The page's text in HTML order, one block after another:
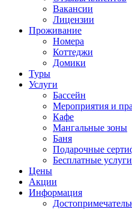
Вакансии
Лицензии
Проживание
Номера
Коттеджи
Домики
Туры
Услуги
Бассейн
Мероприятия и
Кафе
Мангальные зоны
Баня
Подарочные
Бесплатные услуги
Цены
Акции
Информация